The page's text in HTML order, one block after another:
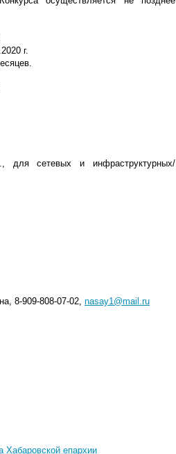
г.
для сетевых и инфраструктурных/
8-909-808-07-02, nasay1@mail.ru
Хабаровской епархии